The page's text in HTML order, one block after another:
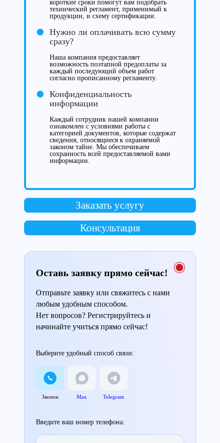
короткие сроки помогут вам подобрать
технический регламент, применимый к
продукции, и схему сертификации.
Нужно ли оплачивать всю сумму
сразу?
Наша компания предоставляет
возможность поэтапной предоплаты за
каждый последующий объем работ
согласно прописанному регламенту.
Конфиденциальность
информации
Каждый сотрудник нашей компании
ознакомлен с условиями работы с
категорией документов, которые содержат
сведения, относящиеся к охраняемой
законом тайне. Мы обеспечиваем
сохранность всей предоставляемой вами
информации.
Заказать услугу
Консультация
Оставь заявку прямо сейчас!
Отправьте заявку или свяжитесь с нами
любым удобным способом.
Нет вопросов? Регистрируйтесь и
начинайте учиться прямо сейчас!
Выберите удобный способ связи:
Звонок Max Telegram
Введите ваш номер телефона: